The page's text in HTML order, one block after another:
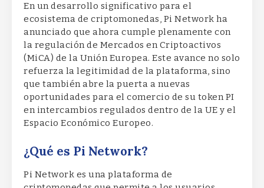
En un desarrollo significativo para el
ecosistema de criptomonedas, Pi Network ha
anunciado que ahora cumple plenamente con
la regulación de Mercados en Criptoactivos
(MiCA) de la Unión Europea. Este avance no solo
refuerza la legitimidad de la plataforma, sino
que también abre la puerta a nuevas
oportunidades para el comercio de su token PI
en intercambios regulados dentro de la UE y el
Espacio Económico Europeo.
¿Qué es Pi Network?
Pi Network es una plataforma de